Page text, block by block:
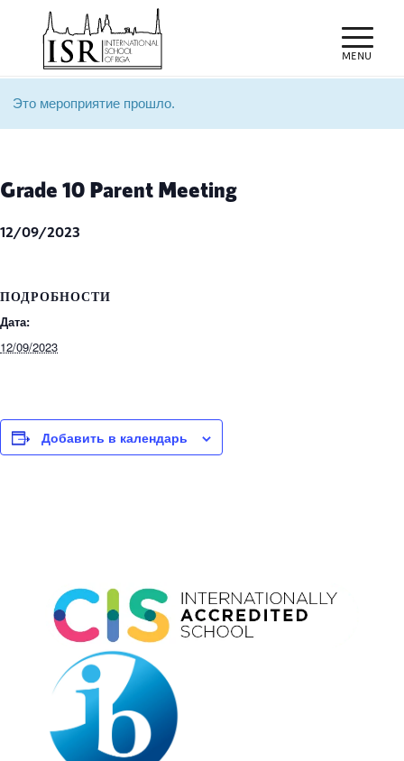
Это мероприятие прошло.
Grade 10 Parent Meeting
12/09/2023
ПОДРОБНОСТИ
Дата:
12/09/2023
Добавить в календарь